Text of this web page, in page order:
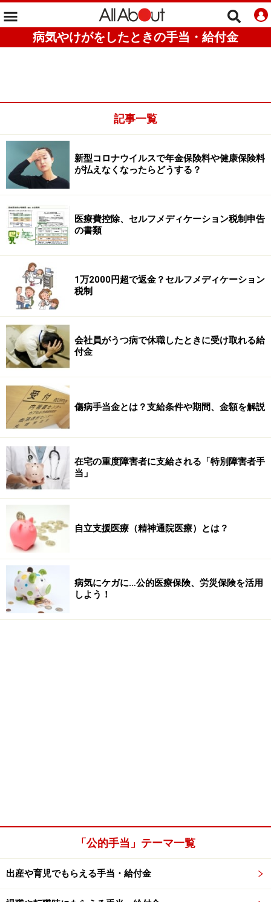
病気やけがをしたときの手当・給付金
記事一覧
新型コロナウイルスで年金保険料や健康保険料
が払えなくなったらどうする？
医療費控除、セルフメディケーション税制申告
の書類
1万2000円超で返金？セルフメディケーション
税制
会社員がうつ病で休職したときに受け取れる給
付金
傷病手当金とは？支給条件や期間、金額を解説
在宅の重度障害者に支給される「特別障害者手
当」
自立支援医療（精神通院医療）とは？
病気にケガに…公的医療保険、労災保険を活用
しよう！
「公的手当」テーマ一覧
出産や育児でもらえる手当・給付金